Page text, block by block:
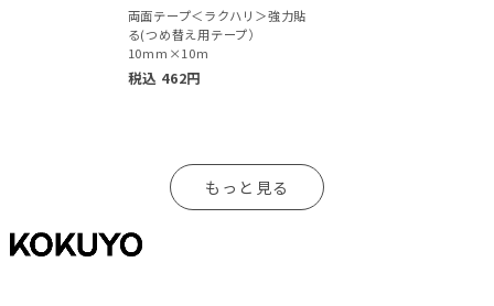
両面テープ＜ラクハリ＞強力貼
る(つめ替え用テープ）
10mm×10m
税込 462円
もっと見る